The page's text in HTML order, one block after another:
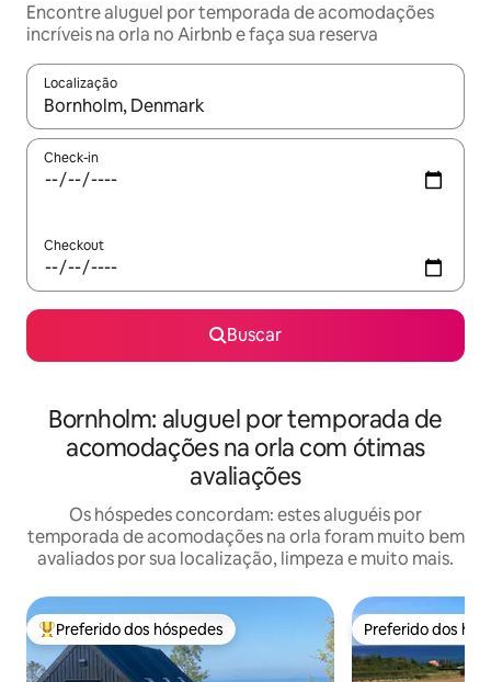
Encontre aluguel por temporada de acomodações
incríveis na orla no Airbnb e faça sua reserva
Localização
Quando os resultados estiverem disponíveis, explore-os
Check-in
Checkout
Buscar
Bornholm: aluguel por temporada de
acomodações na orla com ótimas
avaliações
Os hóspedes concordam: estes aluguéis por
temporada de acomodações na orla foram muito bem
avaliados por sua localização, limpeza e muito mais.
Entre os melhores preferidos dos hóspedes
Preferido dos hóspedes Preferido dos
Preferido dos